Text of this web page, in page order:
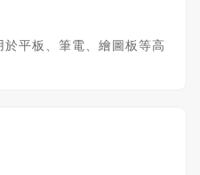
平板、筆電、繪圖板等高